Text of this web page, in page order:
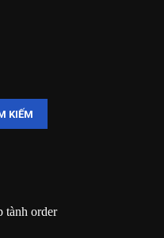
KIẾM
tành order